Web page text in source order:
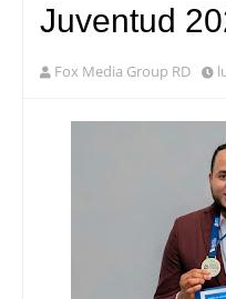
Juventud
Fox Media Group RD